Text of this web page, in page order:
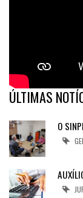
ÚLTIMAS
O